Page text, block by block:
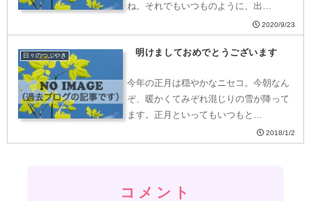
ね。それでもいつものように、出…
2020/9/23
日々のつぶやき 明けましておめでとうございます
今年の正月は穏やかなニセコ。今朝なん
ぞ、暖かくてみぞれ混じりの雪が降って
ます。正月といってもいつもと…
2018/1/2
コメント